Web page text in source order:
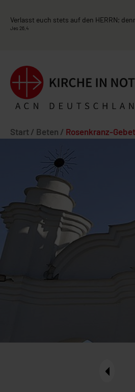
Verlasst euch stets auf den HERRN;
Jes 26,4
Start / Beten / Rosenkranz-Gebet